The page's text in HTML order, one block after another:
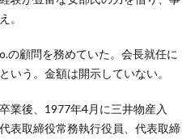
。
の顧問を務めていた。会長就任に
いう。金額は開示していない。
業後、1977年4月に三井物産入
表取締役常務執行役員、代表取締